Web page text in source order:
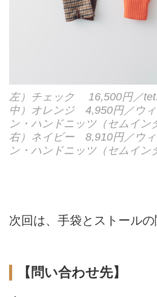
左）チェック 16,500円／tet.
中）オレンジ 4,950円／ウィ
ン・ハンドニッツ（セムイン
右）ネイビー 8,910円／ウィ
ン・ハンドニッツ（セムイン
次回は、手袋とストールの
【問い合わせ先】